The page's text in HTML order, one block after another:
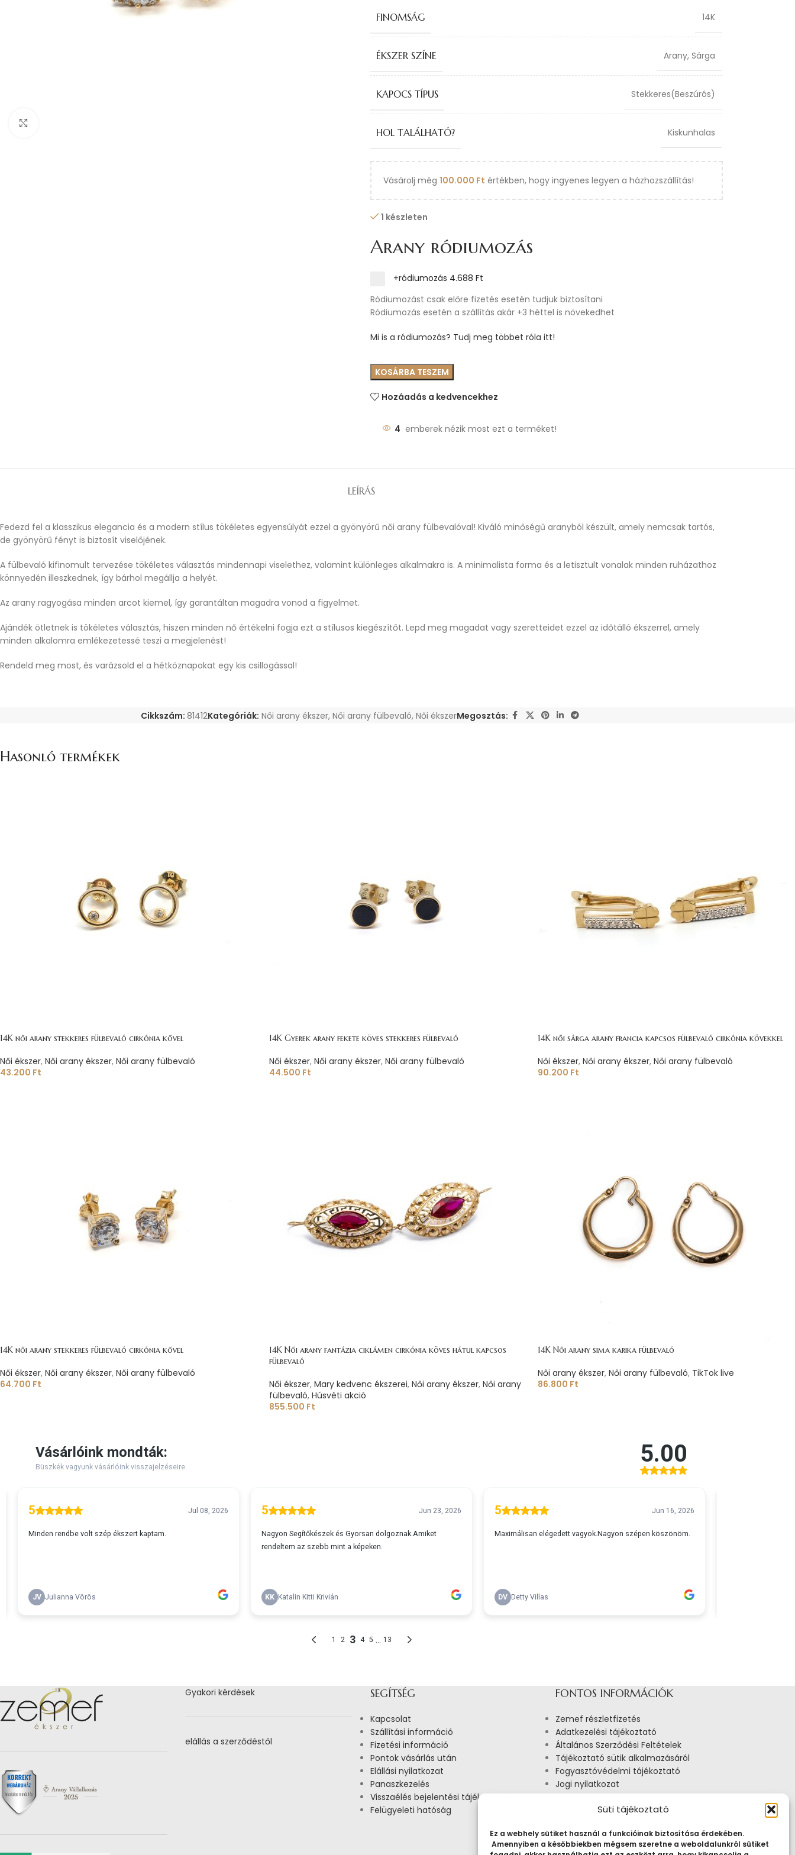
Süti tájékoztató
Ez a webhely sütiket használ a funkcióinak biztosítása érdekében.
Amennyiben a későbbiekben mégsem szeretne a weboldalunkról sütiket
FINOMSÁG 14K
ÉKSZER SZÍNE Arany, Sárga
KAPOCS TÍPUS Stekkeres(Beszúrós)
HOL TALÁLHATÓ? Kiskunhalas
Vásárolj még 100.000 Ft értékben, hogy ingyenes legyen a házhozszállítás!
1 készleten
Arany ródiumozás
+ródiumozás 4.688 Ft
Ródiumozást csak előre fizetés esetén tudjuk biztosítani
Ródiumozás esetén a szállítás akár +3 héttel is növekedhet
Mi is a ródiumozás? Tudj meg többet róla itt!
KOSÁRBA TESZEM
Hozáadás a kedvencekhez
4 emberek nézik most ezt a terméket!
LEÍRÁS
Fedezd fel a klasszikus elegancia és a modern stílus tökéletes egyensúlyát ezzel a gyönyörű női arany fülbevalóval! Kiváló minőségű aranyból készült, amely nemcsak tartós,
de gyönyörű fényt is biztosít viselőjének.
A fülbevaló kifinomult tervezése tökéletes választás mindennapi viselethez, valamint különleges alkalmakra is. A minimalista forma és a letisztult vonalak minden ruházathoz
könnyedén illeszkednek, így bárhol megállja a helyét.
Az arany ragyogása minden arcot kiemel, így garantáltan magadra vonod a figyelmet.
Ajándék ötletnek is tökéletes választás, hiszen minden nő értékelni fogja ezt a stílusos kiegészítőt. Lepd meg magadat vagy szeretteidet ezzel az időtálló ékszerrel, amely
minden alkalomra emlékezetessé teszi a megjelenést!
Rendeld meg most, és varázsold el a hétköznapokat egy kis csillogással!
Cikkszám: 81412Kategóriák: Női arany ékszer, Női arany fülbevaló, Női ékszerMegosztás:
Hasonló termékek
14K női arany stekkeres fülbevaló cirkónia kővel
Női ékszer, Női arany ékszer, Női arany fülbevaló
43.200 Ft
14K Gyerek arany fekete köves stekkeres fülbevaló
Női ékszer, Női arany ékszer, Női arany fülbevaló
44.500 Ft
14K női sárga arany francia kapcsos fülbevaló cirkónia kövekkel
Női ékszer, Női arany ékszer, Női arany fülbevaló
90.200 Ft
14K női arany stekkeres fülbevaló cirkónia kővel
Női ékszer, Női arany ékszer, Női arany fülbevaló
64.700 Ft
14K Női arany fantázia ciklámen cirkónia köves hátul kapcsos
fülbevaló
Női ékszer, Mary kedvenc ékszerei, Női arany ékszer, Női arany
fülbevaló, Húsvéti akció
855.500 Ft
14K Női arany sima karika fülbevaló
Női arany ékszer, Női arany fülbevaló, TikTok live
86.800 Ft
Gyakori kérdések
elállás a szerződéstől
SEGÍTSÉG
Kapcsolat
Szállítási információ
Fizetési információ
Pontok vásárlás után
Elállási nyilatkozat
Panaszkezelés
Visszaélés bejelentési tájékoztató
Felügyeleti hatóság
FONTOS INFORMÁCIÓK
Zemef részletfizetés
Adatkezelési tájékoztató
Általános Szerződési Feltételek
Tájékoztató sütik alkalmazásáról
Fogyasztóvédelmi tájékoztató
Jogi nyilatkozat
Impresszum
Pályázatok